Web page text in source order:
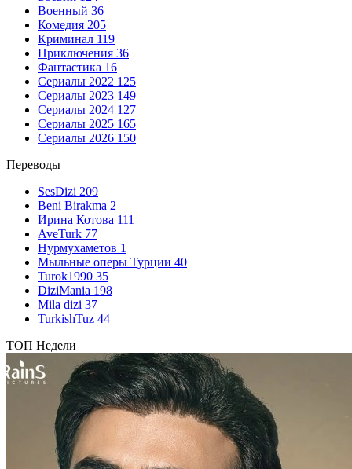
Военный 36
Комедия 205
Криминал 119
Приключения 36
Фантастика 16
Сериалы 2022 125
Сериалы 2023 149
Сериалы 2024 127
Сериалы 2025 165
Сериалы 2026 150
Переводы
SesDizi 209
Beni Birakma 2
Ирина Котова 111
AveTurk 77
Нурмухаметов 1
Мыльные оперы Турции 40
Turok1990 35
DiziMania 198
Mila dizi 37
TurkishTuz 44
ТОП Недели